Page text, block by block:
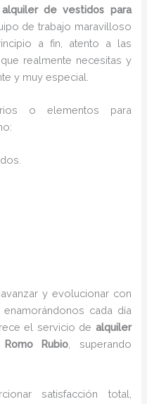
alquiler de vestidos para
de trabajo maravilloso
a fin, atento a las
realmente necesitas y
y muy especial.
o elementos para
y evolucionar con
cada día
el servicio de alquiler
Rubio , superando
satisfacción total,